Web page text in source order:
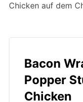
Chicken auf dem
Bacon
Popper
Chicken